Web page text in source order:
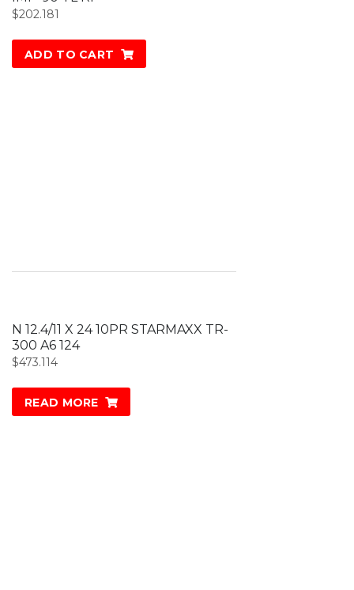
$202.181
ADD TO CART
N 12.4/11 X 24 10PR STARMAXX TR-
300 A6 124
$473.114
READ MORE